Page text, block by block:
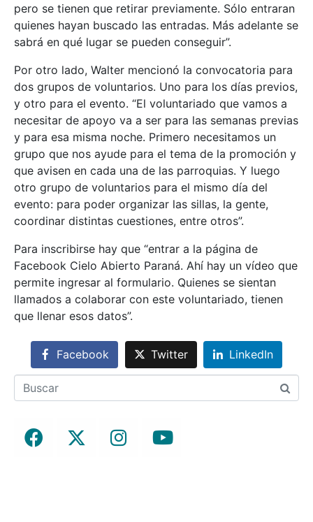
pero se tienen que retirar previamente. Sólo entraran
quienes hayan buscado las entradas. Más adelante se
sabrá en qué lugar se pueden conseguir”.
Por otro lado, Walter mencionó la convocatoria para
dos grupos de voluntarios. Uno para los días previos,
y otro para el evento. “El voluntariado que vamos a
necesitar de apoyo va a ser para las semanas previas
y para esa misma noche. Primero necesitamos un
grupo que nos ayude para el tema de la promoción y
que avisen en cada una de las parroquias. Y luego
otro grupo de voluntarios para el mismo día del
evento: para poder organizar las sillas, la gente,
coordinar distintas cuestiones, entre otros”.
Para inscribirse hay que “entrar a la página de
Facebook Cielo Abierto Paraná. Ahí hay un vídeo que
permite ingresar al formulario. Quienes se sientan
llamados a colaborar con este voluntariado, tienen
que llenar esos datos”.
Facebook Twitter LinkedIn